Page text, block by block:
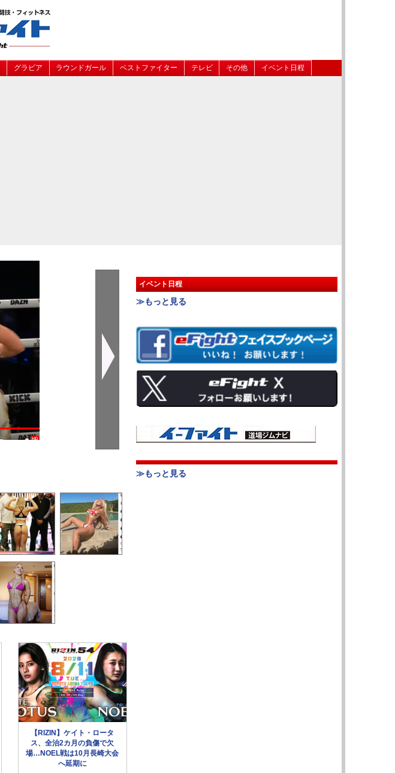
グラビア ラウンドガール ベストファイター テレビ その他 イベント日程
【RIZIN】ケイト・ロータ
ス、全治2カ月の負傷で欠
場…NOEL戦は10月長崎大会
へ延期に
イベント日程
≫もっと見る
≫もっと見る